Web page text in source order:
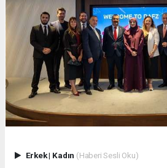
Erkek| Kadın (Haberi Sesli Oku)